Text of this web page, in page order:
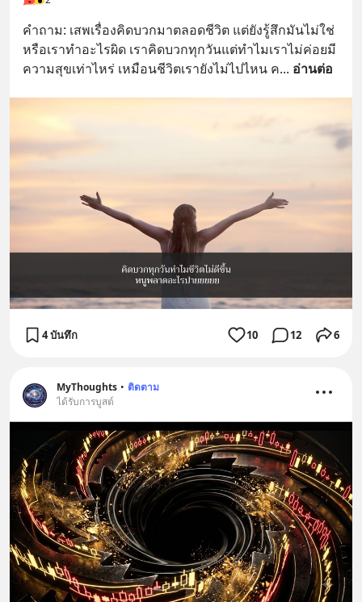
คำถาม: เสพเรื่องคิดบวกมาตลอดชีวิต แต่ยังรู้สึกมันไม่ใช่
หรือเราทำอะไรผิด เราคิดบวกทุกวันแต่ทำไมเราไม่ค่อยมี
ความสุขเท่าไหร่ เหมือนชีวิตเรายังไม่ไปไหน ค... อ่านต่อ
4 บันทึก 10 12 6
MyThoughts • ติดตาม
ได้รับการบูสต์